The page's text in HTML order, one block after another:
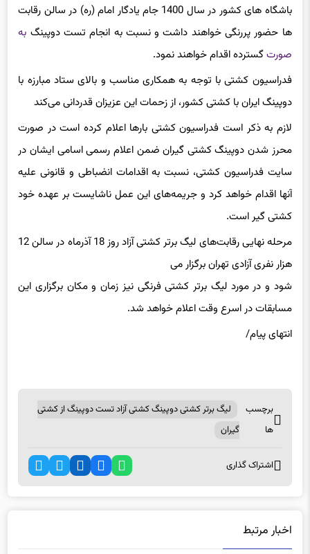
باشگاه های کشور در سال 1400 جام یادگار امام (ره) در سالن رقابت
ها حضور پررنگی خواهند داشت و نسبت به انجام تست دوپینگ به
صورتگسترده اقدام خواهند نمود.
فدراسیون کشتی با توجه به همکاری مناسب و بالای ستاد مبارزه با
دوپینگ ایران با کشتی کشور، از زحمات این عزیزان قدردانی می‌کند
لازم به ذکر است فدراسیون کشتی بارها اعلام کرده است در صورت
محرز شدن دوپینگ کشتی گیران ضمن اعلام رسمی اسامی ایشان در
سایت فدراسیون کشتی، نسبت به اقدامات انضباطی و قانونی علیه
آنها اقدام خواهد کرد و جریمه‌های این عمل ناشایست بر عهده خود
کشتی گیر است.
مرحله نهایی رقابت‌های لیگ برتر کشتی آزاد روز 18 آذرماه در سالن 12
هزار نفری آزادی تهران برگزار می
‌شود و در مورد لیگ برتر کشتی فرنگی نیز زمان و مکان برگزاری این
مسابقات در اسرع وقت اعلام خواهد شد.
انتهای پیام/
برچسب
ها
لیگ برتر کشتی دوپینگ کشتی آزاد تست دوپینگ از کشتی
گیران
اشتراک گذاری
اخبار مرتبط